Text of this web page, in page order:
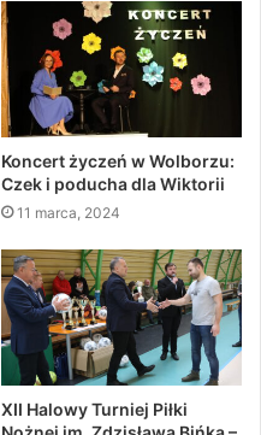
Koncert życzeń w Wolborzu:
Czek i poducha dla Wiktorii
11 marca, 2024
XII Halowy Turniej Piłki